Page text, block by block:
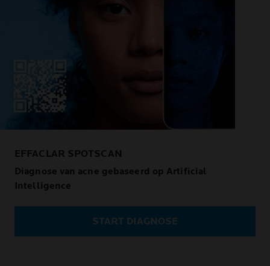
EFFACLAR SPOTSCAN
Diagnose van acne gebaseerd op Artificial
Intelligence
START DIAGNOSE